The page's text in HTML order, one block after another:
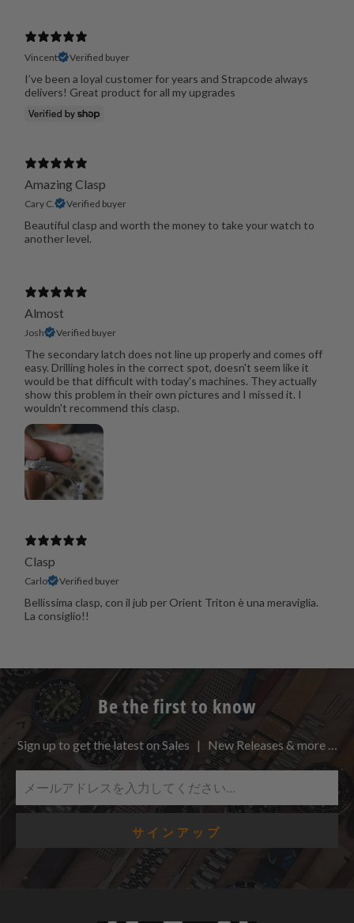
Vincent Verified buyer
I’ve been a loyal customer for years and Strapcode always
delivers! Great product for all my upgrades
Amazing Clasp
Cary C. Verified buyer
Beautiful clasp and worth the money to take your watch to
another level.
Almost
Josh Verified buyer
The secondary latch does not line up properly and comes off
easy. Drilling holes in the correct spot, doesn't seem like it
would be that difficult with today's machines. They actually
show this problem in their own pictures and I missed it. I
wouldn't recommend this clasp.
Clasp
Carlo Verified buyer
Bellissima clasp, con il jub per Orient Triton è una meraviglia.
La consiglio!!
Be the first to know
Sign up to get the latest on Sales | New Releases & more …